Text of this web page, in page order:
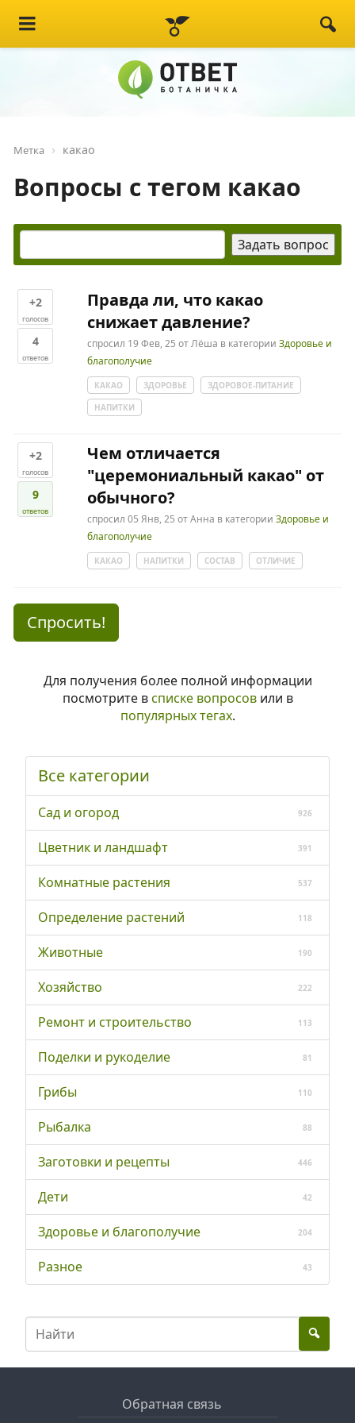
Метка какао
Вопросы с тегом какао
+2
голосов
4
ответов
Правда ли, что какао
снижает давление?
спросил 19 Фев, 25 отЛёша в категорииЗдоровье и
благополучие
КАКАО ЗДОРОВЬЕ
ЗДОРОВОЕ-ПИТАНИЕ
НАПИТКИ
+2
голосов
9
ответов
Чем отличается
"церемониальный какао" от
обычного?
спросил 05 Янв, 25 отАнна в категорииЗдоровье и
благополучие
КАКАО НАПИТКИ СОСТАВ ОТЛИЧИЕ
Спросить!
Для получения более полной информации
посмотрите всписке вопросовили в
популярных тегах.
Все категории
Сад и огород 926
Цветник и ландшафт 391
Комнатные растения 537
Определение растений 118
Животные 190
Хозяйство 222
Ремонт и строительство 113
Поделки и рукоделие 81
Грибы 110
Рыбалка 88
Заготовки и рецепты 446
Дети 42
Здоровье и благополучие 204
Разное 43
Обратная связь